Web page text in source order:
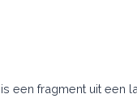
een fragment uit een